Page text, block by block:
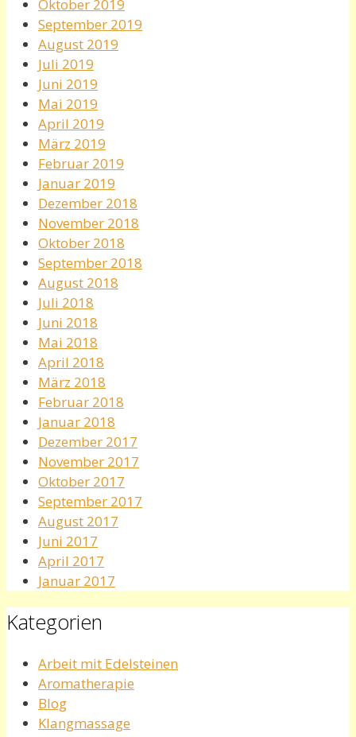
Oktober 2019
September 2019
August 2019
Juli 2019
Juni 2019
Mai 2019
April 2019
März 2019
Februar 2019
Januar 2019
Dezember 2018
November 2018
Oktober 2018
September 2018
August 2018
Juli 2018
Juni 2018
Mai 2018
April 2018
März 2018
Februar 2018
Januar 2018
Dezember 2017
November 2017
Oktober 2017
September 2017
August 2017
Juni 2017
April 2017
Januar 2017
Kategorien
Arbeit mit Edelsteinen
Aromatherapie
Blog
Klangmassage